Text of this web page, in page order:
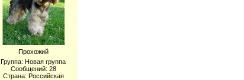
Прохожий
Группа: Новая группа
Сообщений: 28
Страна: Российская